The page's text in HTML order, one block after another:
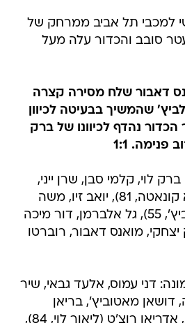
חופשי למכבי תל אביב ממרחק של
עטר סובב והכדור עלה מעל
מואנס דאבור שלח מסירה קצרה
שהמשיך בבעיטה לכיוון
נהדף לכיוונו של ברק
1:1
לוי, קלמי סבן, שרן ייני,
רוברטו פונצ'ץ (מוסא קונאטה, 81), יואב זיו, משה
לוגסי (גיז'רמו ישראלביץ', 55), גל אלברמן, דור מיכה
55), ברק יצחקי, מואנס דאבור, רוברטו
דני עמוס, אלעד גבאי, שיר
מאטוביץ', בריאן
חרסיסיץ', עדי אלישע, אדריאן רוצ'ט (ליאור לוי, 84),